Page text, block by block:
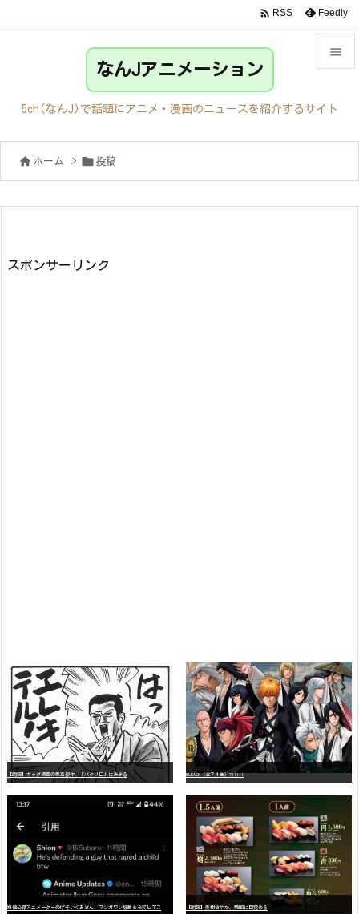

サイド
前へ

 RSS Feedly
なんJアニメーション
5ch(なんJ)で話題にアニメ・漫画のニュースを紹介するサイト
 ホーム >  投稿
スポンサーリンク
【朗報】ギャグ漫画の最高傑作、「パタリロ」に決まる BLEACH（全７４巻）?!!!!!
【朗報】美樹さやか、愛国に目覚める